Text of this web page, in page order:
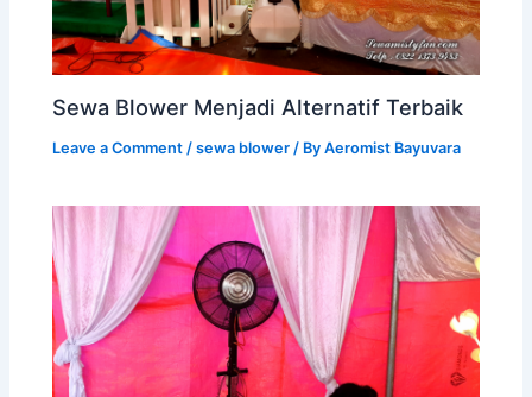
Sewa Blower Menjadi Alternatif Terbaik
Leave a Comment /sewa blower / ByAeromist Bayuvara